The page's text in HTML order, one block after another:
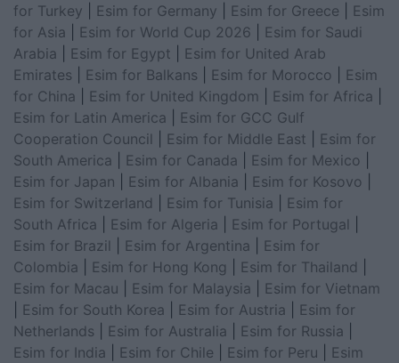
for Turkey
Esim for Germany Esim for Greece
Esim
for Asia
Esim for World Cup 2026
Esim for Saudi
Arabia
Esim for Egypt
Esim for United Arab
Emirates
Esim for Balkans Esim for Morocco
Esim
for China
Esim for United Kingdom Esim for Africa
Esim for Latin America
Esim for GCC Gulf
Cooperation Council
Esim for Middle East
Esim for
South America
Esim for Canada Esim for Mexico
Esim for Japan
Esim for Albania Esim for Kosovo
Esim for Switzerland
Esim for Tunisia
Esim for
South Africa
Esim for Algeria Esim for Portugal
Esim for Brazil
Esim for Argentina
Esim for
Colombia
Esim for Hong Kong Esim for Thailand
Esim for Macau
Esim for Malaysia
Esim for Vietnam
Esim for South Korea Esim for Austria
Esim for
Netherlands
Esim for Australia Esim for Russia
Esim for India
Esim for Chile Esim for Peru
Esim